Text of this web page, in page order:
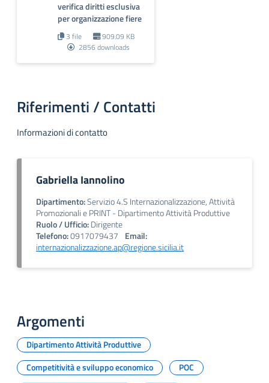
verifica diritti esclusiva
per organizzazione fiere
3 file
909.09 KB
2856 downloads
Riferimenti / Contatti
Informazioni di contatto
Gabriella Iannolino
Dipartimento:Servizio 4.S Internazionalizzazione, Attività
Promozionali e PRINT - Dipartimento Attività Produttive
Ruolo / Ufficio:Dirigente
Telefono:0917079437 Email:
internazionalizzazione.ap@regione.sicilia.it
Argomenti
Dipartimento Attività Produttive
Competitività e sviluppo economico
POC